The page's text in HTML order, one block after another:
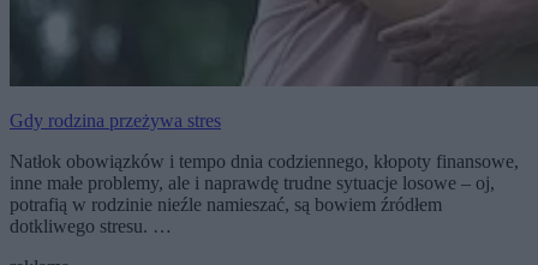
Gdy rodzina przeżywa stres
Natłok obowiązków i tempo dnia codziennego, kłopoty finansowe,
inne małe problemy, ale i naprawdę trudne sytuacje losowe – oj,
potrafią w rodzinie nieźle namieszać, są bowiem źródłem
dotkliwego stresu. …